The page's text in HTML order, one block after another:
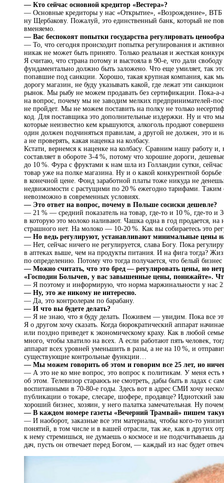
— Кто сейчас основной кредитор «Вестера»?
— Основные кредиторы у нас «Открытие», «Возрождение», ВТБ
ну Щербакову. Пожалуй, это единственный банк, который не
вменяемо.
— Вас беспокоят попытки государства регулировать
— То, что сегодня происходит попытка регулирования и
никак не может быть принято. Только реальная и жесткая
Я считаю, что страна потому и выстояла в 90‑е, что дали
фундаментально должно быть заложено. Что еще умиляет, так
попавшие под санкции. Хорошо, такая крупная компания, как
дорогу магазин, не буду указывать какой, где лежат эти
рынок. Мы рыбу не можем продавать без сертификации. Пока-а-
на вопрос, почему мы не заводим мелких предпринимателей-
не пройдет. Мы не можем поставить на полку не только
код. Для поставщика это дополнительные издержки. Ну и что
которые неизвестно кем крышуются, алкоголь продают
один должен подчиняться правилам, а другой не должен, это и
а не проверять, какая наценка на колбасу.
Кстати, вернемся к наценке на колбасу. Сравним нашу работу
составляет в обороте 3-4 %, потому что хорошие дороги,
до 10 %. Фура с фруктами к нам шла из Голландии сутки,
товар уже на полке магазина. Ну и о какой конкурентной
в конечной цене. Фонд заработной платы тоже никуда не
недвижимости с растущими по 20 % ежегодно тарифами.
невозможно в современных условиях.
— Это ответ на вопрос, почему в Польше сосиски дешевле?
— 21 % — средний показатель на товар, где-то и 10 %, где-то
в которую это молоко наливают. Чашка одна в год продается,
страшного нет. На молоко — 10-20 %. Как вы собираетесь это
— Но ведь регулируют, устанавливают минимальные цены
— Нет, сейчас ничего не регулируется, слава Богу. Пока
в аптеках выше, чем на продукты питания. И на фига тогда?
по определению. Потому что тогда получается, что белый
— Можно считать, что это бред — регулировать цены, но
«Господин Болычев, у вас завышенные цены, понижайте».
— Я поэтому и информирую, что норма маржинальности у нас
— Ну, это же никому не интересно.
— Да, это контролерам по барабану.
— И что вы будете делать?
— Я не знаю, что я буду делать. Поживем — увидим. Пока все
Я о другом хочу сказать. Когда бюрократический аппарат
или поздно приведет к экономическому краху. Как в любой
много, чтобы хватило на всех. А если работают пять человек,
аппарат всех уровней уменьшить в разы, а не на 10 %, и
существующие контрольные функции…
— Мы можем говорить об этом и говорим все 25 лет, но
— А это не ко мне вопрос, это вопрос к политикам. У меня есть
об этом. Телевизор стараюсь не смотреть, дабы быть в ладах с
воспитанными в 70-80‑е годы. Здесь вот в адрес СМИ хочу
публикации о токаре, слесаре, шофере, продавце? Идиотский
хороший бизнес, хозяин, у него палатка замечательная. Ну
— В каждом номере газеты «Вечерний Трамвай» пишем
— И наоборот, заказные все эти материалы, чтобы кого-то
понятий, в том числе и в вашей отрасли, так же, как в других
к нему стремишься, не думаешь о космосе и не подсчитываешь
дач, пусть он отвечает перед Богом, — каждый из нас будет